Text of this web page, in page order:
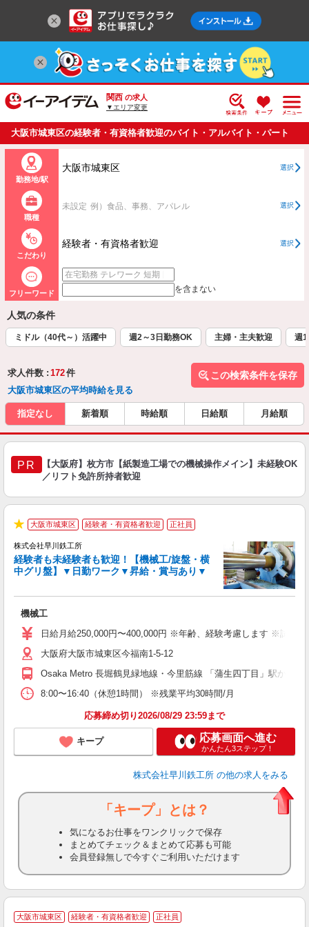
関西 の求人
▼エリア変更
大阪市城東区の経験者・有資格者歓迎のバイト・アルバイト・パート
の求人情報一覧
勤務地/駅
大阪市城東区 選択
職種
未設定 例）食品、事務、アパレル 選択
こだわり
経験者・有資格者歓迎 選択
フリーワード を含まない
人気の条件
ミドル（40代～）活躍中 週2～3日勤務OK 主婦・主夫歓迎 週
求人件数 : 172件
大阪市城東区の平均時給を見る
この検索条件を保存
指定なし 新着順 時給順 日給順 月給順
PR
【大阪府】枚方市【紙製造工場での機械操作メイン】未経験OK
／リフト免許所持者歓迎
大阪市城東区 経験者・有資格者歓迎 正社員
株式会社早川鉄工所
経験者も未経験者も歓迎！【機械工/旋盤・横
中グリ盤】▼日勤ワーク▼昇給・賞与あり▼
機械工
日給月給250,000円〜400,000円 ※年齢、経験考慮します ※試用
大阪府大阪市城東区今福南1-5-12
Osaka Metro 長堀鶴見緑地線・今里筋線 「蒲生四丁目」駅から徒
8:00〜16:40（休憩1時間） ※残業平均30時間/月
応募締め切り2026/08/29 23:59まで
キープ 応募画面へ進む
かんたん3ステップ！
株式会社早川鉄工所 の他の求人をみる
「キープ」とは？
気になるお仕事をワンクリックで保存
まとめてチェック＆まとめて応募も可能
会員登録無しで今すぐご利用いただけます
大阪市城東区 経験者・有資格者歓迎 正社員